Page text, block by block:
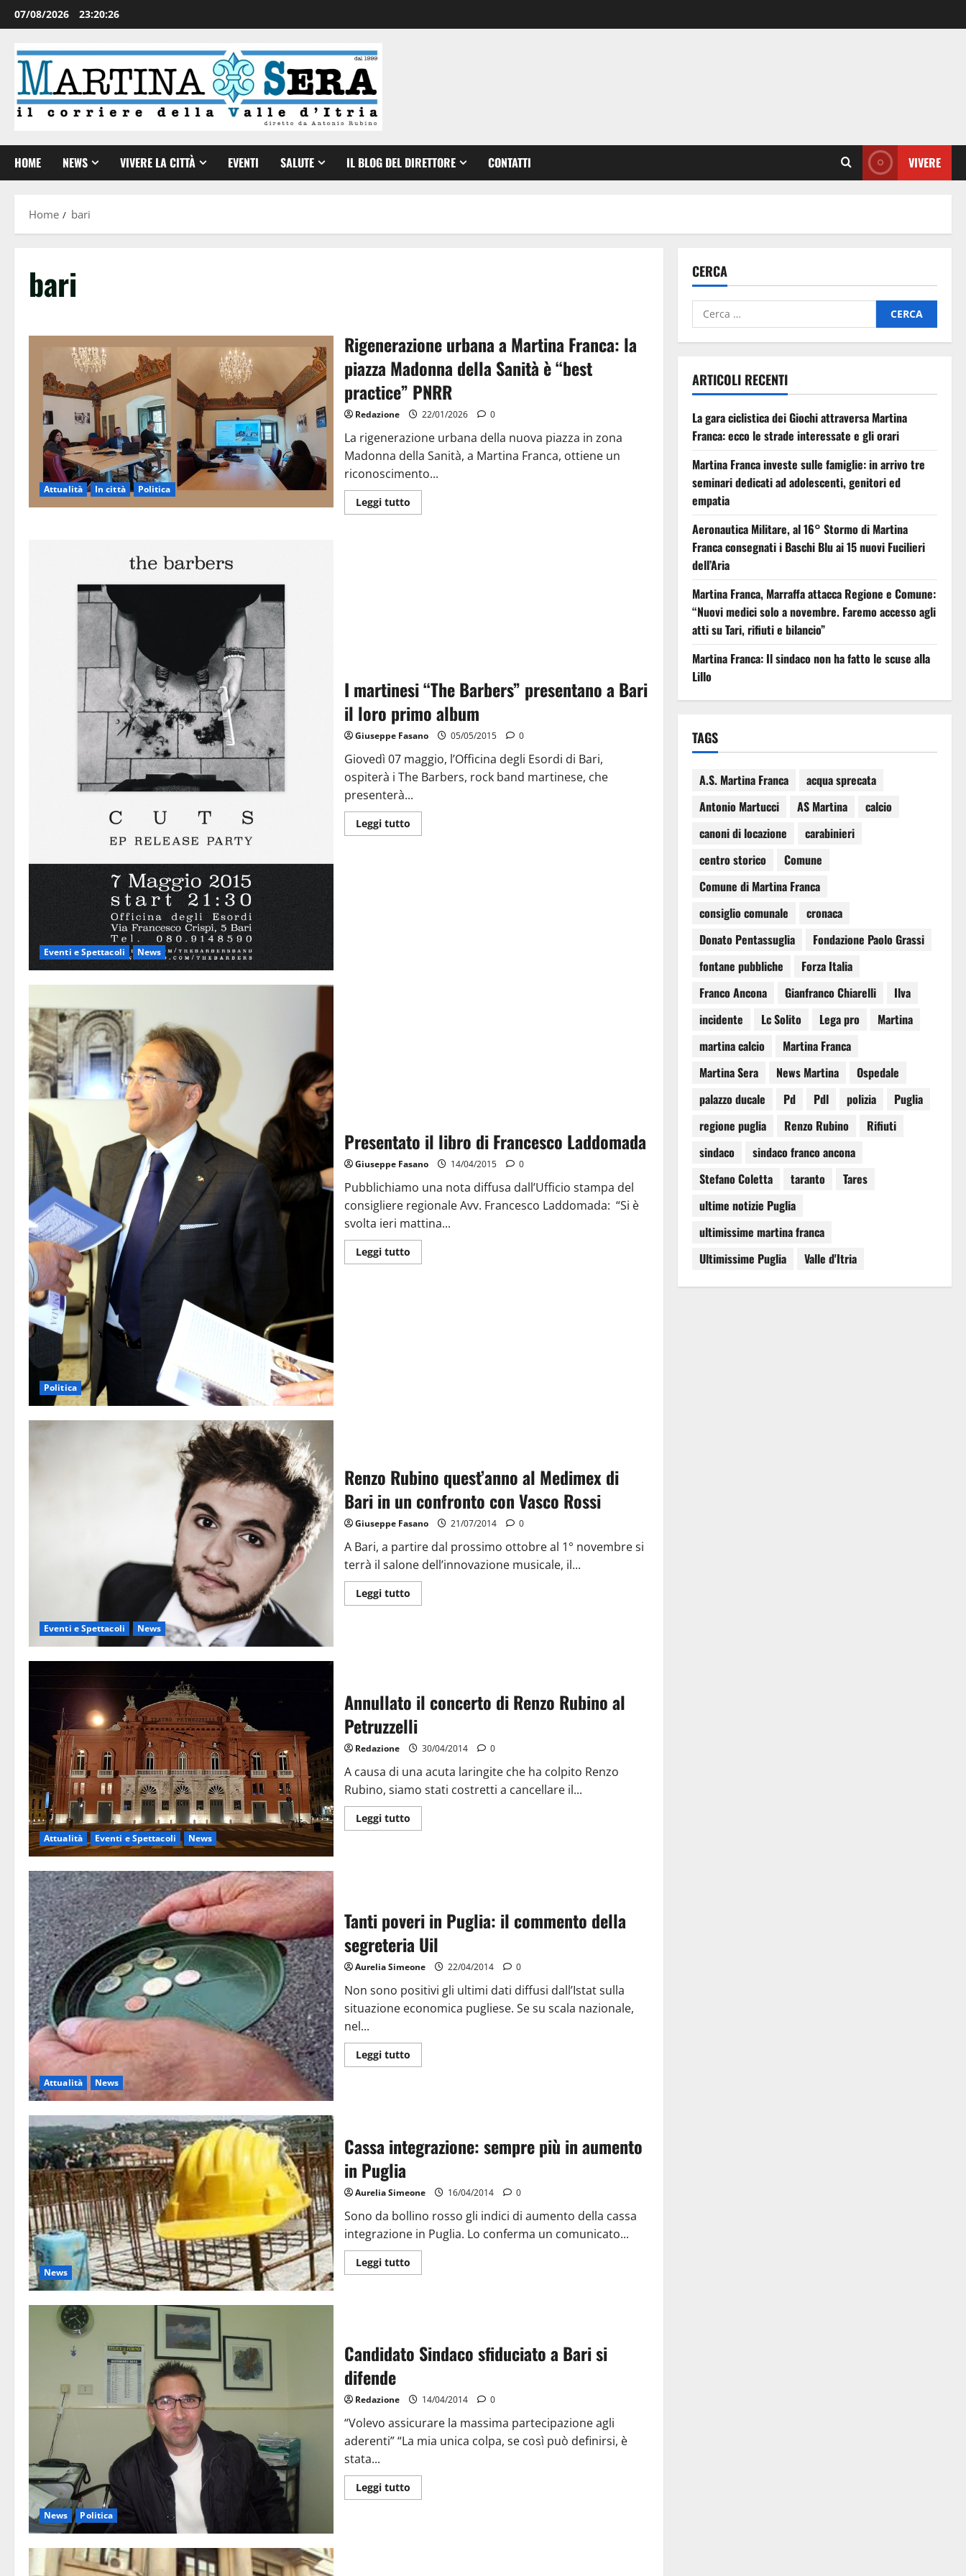
07/08/2026 23:20:27
HOME NEWS VIVERE LA CITTÀ EVENTI SALUTE IL BLOG DEL DIRETTORE CONTATTI VIVERE
Home bari
bari
Attualità In città Politica
Rigenerazione urbana a Martina Franca: la
piazza Madonna della Sanità è “best
practice” PNRR
Redazione 22/01/2026 0
La rigenerazione urbana della nuova piazza in zona
Madonna della Sanità, a Martina Franca, ottiene un
riconoscimento...
Leggi tutto
Eventi e Spettacoli News
I martinesi “The Barbers” presentano a Bari
il loro primo album
Giuseppe Fasano 05/05/2015 0
Giovedì 07 maggio, l’Officina degli Esordi di Bari,
ospiterà i The Barbers, rock band martinese, che
presenterà...
Leggi tutto
Politica
Presentato il libro di Francesco Laddomada
Giuseppe Fasano 14/04/2015 0
Pubblichiamo una nota diffusa dall’Ufficio stampa del
consigliere regionale Avv. Francesco Laddomada: “Si è
svolta ieri mattina...
Leggi tutto
Eventi e Spettacoli News
Renzo Rubino quest’anno al Medimex di
Bari in un confronto con Vasco Rossi
Giuseppe Fasano 21/07/2014 0
A Bari, a partire dal prossimo ottobre al 1° novembre si
terrà il salone dell’innovazione musicale, il...
Leggi tutto
Attualità Eventi e Spettacoli News
Annullato il concerto di Renzo Rubino al
Petruzzelli
Redazione 30/04/2014 0
A causa di una acuta laringite che ha colpito Renzo
Rubino, siamo stati costretti a cancellare il...
Leggi tutto
Attualità News
Tanti poveri in Puglia: il commento della
segreteria Uil
Aurelia Simeone 22/04/2014 0
Non sono positivi gli ultimi dati diffusi dall’Istat sulla
situazione economica pugliese. Se su scala nazionale,
nel...
Leggi tutto
News
Cassa integrazione: sempre più in aumento
in Puglia
Aurelia Simeone 16/04/2014 0
Sono da bollino rosso gli indici di aumento della cassa
integrazione in Puglia. Lo conferma un comunicato...
Leggi tutto
News Politica
Candidato Sindaco sfiduciato a Bari si
difende
Redazione 14/04/2014 0
“Volevo assicurare la massima partecipazione agli
aderenti” “La mia unica colpa, se così può definirsi, è
stata...
Leggi tutto
CERCA
ARTICOLI RECENTI
La gara ciclistica dei Giochi attraversa Martina
Franca: ecco le strade interessate e gli orari
Martina Franca investe sulle famiglie: in arrivo tre
seminari dedicati ad adolescenti, genitori ed
empatia
Aeronautica Militare, al 16° Stormo di Martina
Franca consegnati i Baschi Blu ai 15 nuovi Fucilieri
dell’Aria
Martina Franca, Marraffa attacca Regione e Comune:
“Nuovi medici solo a novembre. Faremo accesso agli
atti su Tari, rifiuti e bilancio”
Martina Franca: Il sindaco non ha fatto le scuse alla
Lillo
TAGS
A.S. Martina Franca
acqua sprecata
Antonio Martucci
AS Martina
calcio
canoni di locazione
carabinieri
centro storico
Comune
Comune di Martina Franca
consiglio comunale
cronaca
Donato Pentassuglia
Fondazione Paolo Grassi
fontane pubbliche
Forza Italia
Franco Ancona
Gianfranco Chiarelli
Ilva
incidente
Lc Solito Lega pro
Martina
martina calcio
Martina Franca
Martina Sera
News Martina
Ospedale
palazzo ducale
Pd Pdl polizia
Puglia
regione puglia
Renzo Rubino
Rifiuti
sindaco
sindaco franco ancona
Stefano Coletta
taranto
Tares
ultime notizie Puglia
ultimissime martina franca
Ultimissime Puglia
Valle d'Itria